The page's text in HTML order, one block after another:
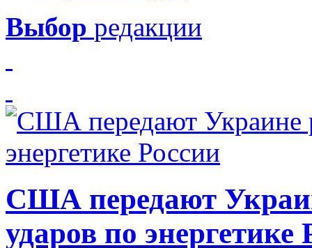
Выбор редакции
США передают
ударов по энергетике